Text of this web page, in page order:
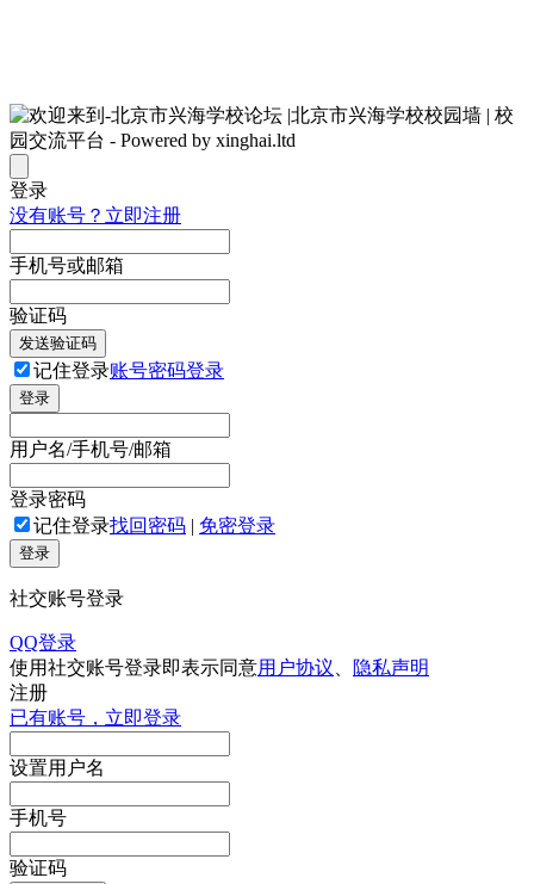
登录
没有账号？立即注册
手机号或邮箱
验证码
发送验证码
记住登录账号密码登录
登录
用户名/手机号/邮箱
登录密码
记住登录找回密码 | 免密登录
登录
社交账号登录
QQ登录
使用社交账号登录即表示同意用户协议
隐私声明
注册
已有账号，立即登录
设置用户名
手机号
验证码